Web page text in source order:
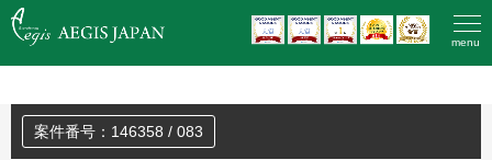
menu
HOME
案件番号：146358 / 083